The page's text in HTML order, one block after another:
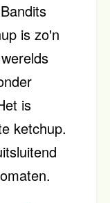
is zo'n
is
ketchup.